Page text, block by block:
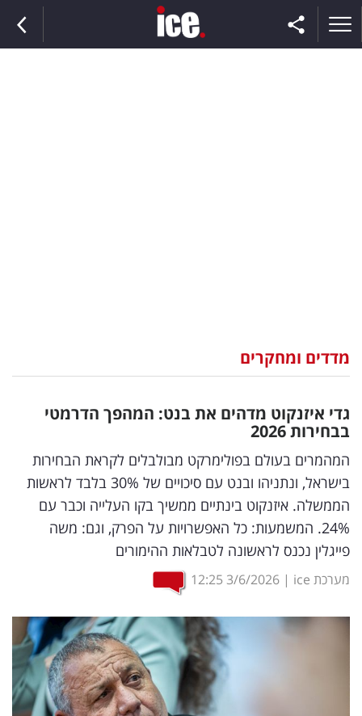
וצרכנות
דיגיטל
וטק
שיווק
ופרסום
משפט
ומחקרים
מדדים ומחקרים
גדי איזנקוט מדהים את בנט: המהפך הדרמטי
בבחירות 2026
המהמרים בעולם בפולימרקט מבולבלים לקראת הבחירות
בישראל, ונתניהו ובנט עם סיכויים של 30% בלבד לראשות
הממשלה. איזנקוט בינתיים ממשיך בקו העלייה וכבר עם
24%. המשמעות: כל האפשרויות על הפרק, וגם: משה
פייגלין נכנס לראשונה לטבלאות ההימורים
מערכת ice |
3/6/2026
12:25